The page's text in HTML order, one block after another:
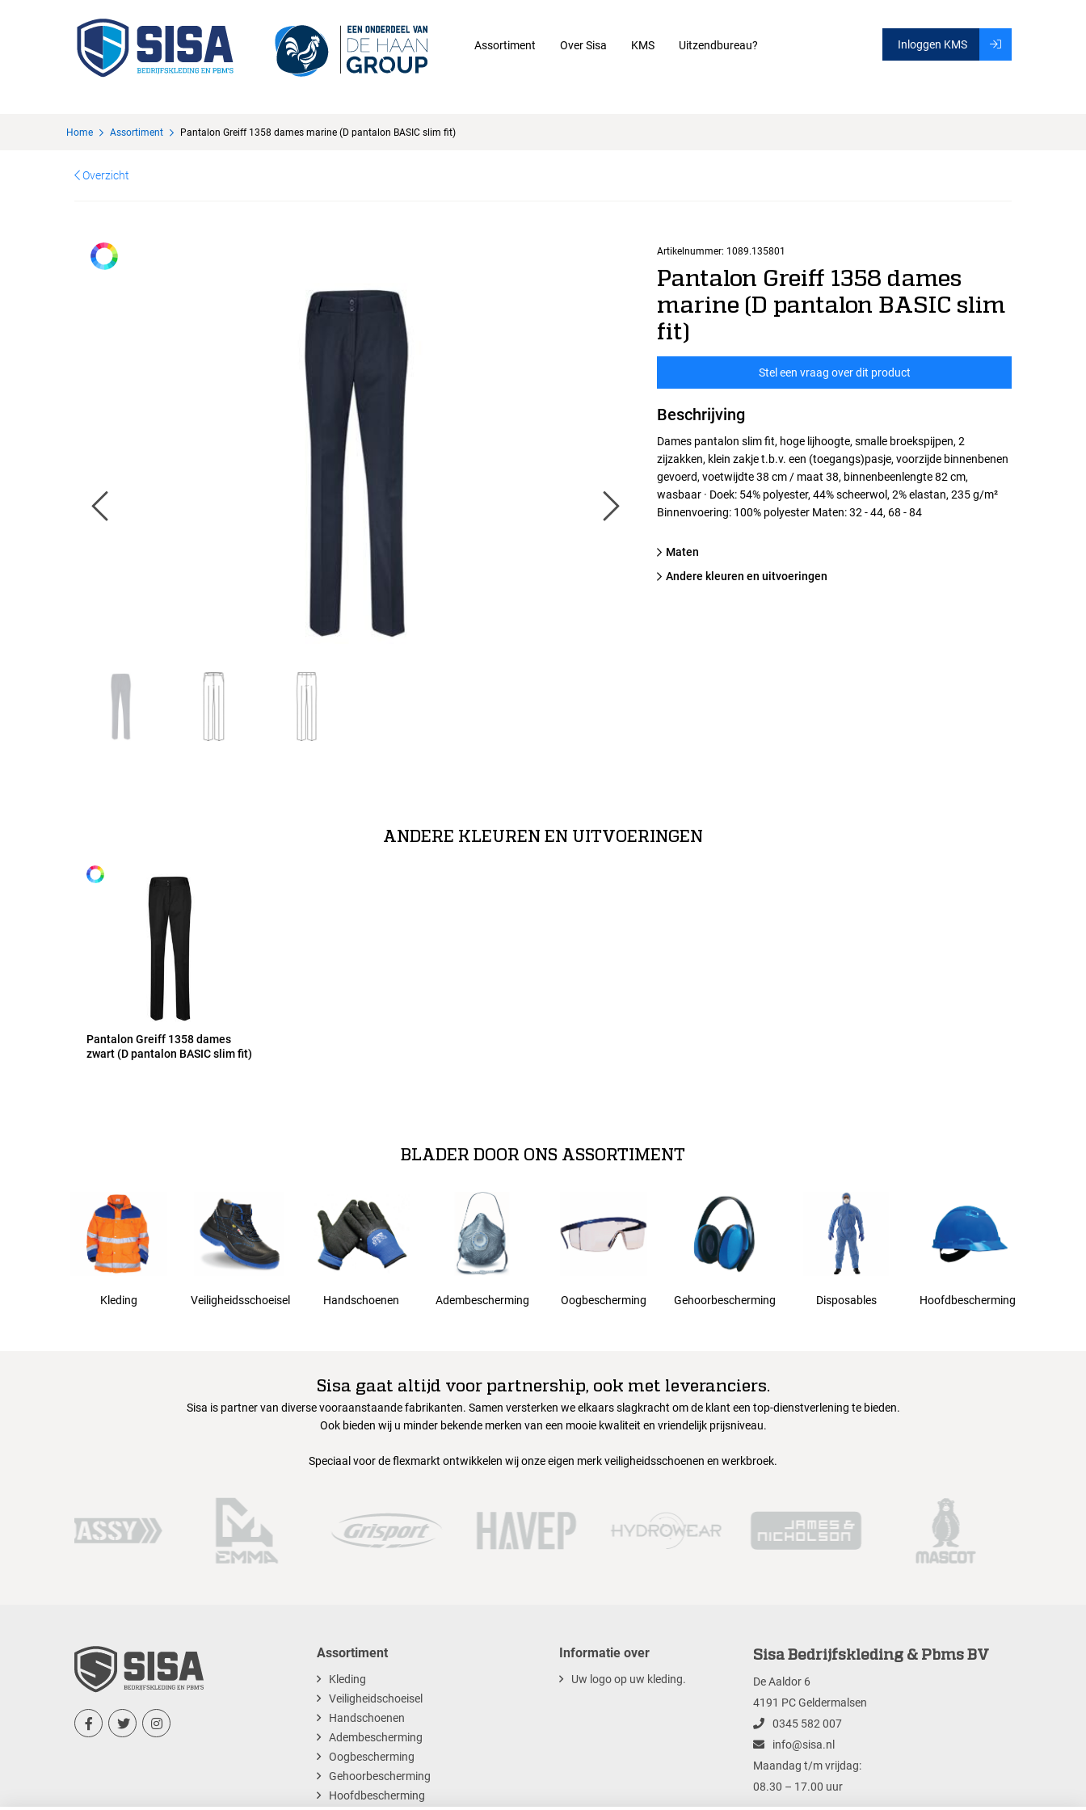
Assortiment Over Sisa KMS Uitzendbureau? Inloggen KMS
Home Assortiment Pantalon Greiff 1358 dames marine (D pantalon BASIC slim fit)
Overzicht
Artikelnummer: 1089.135801
Pantalon Greiff 1358 dames
marine (D pantalon BASIC slim
fit)
Stel een vraag over dit product
Beschrijving
Dames pantalon slim fit, hoge lijhoogte, smalle broekspijpen, 2
zijzakken, klein zakje t.b.v. een (toegangs)pasje, voorzijde binnenbenen
gevoerd, voetwijdte 38 cm / maat 38, binnenbeenlengte 82 cm,
wasbaar · Doek: 54% polyester, 44% scheerwol, 2% elastan, 235 g/m²
Binnenvoering: 100% polyester Maten: 32 - 44, 68 - 84
Maten
Andere kleuren en uitvoeringen
34
Alle maten
ANDERE KLEUREN EN UITVOERINGEN
Pantalon Greiff 1358 dames
zwart (D pantalon BASIC slim fit)
BLADER DOOR ONS ASSORTIMENT
Kleding Veiligheidsschoeisel Handschoenen Adembescherming Oogbescherming Gehoorbescherming Disposables Hoofdbescherming
Sisa gaat altijd voor partnership, ook met leveranciers.
Sisa is partner van diverse vooraanstaande fabrikanten. Samen versterken we elkaars slagkracht om de klant een top-dienstverlening te bieden.
Ook bieden wij u minder bekende merken van een mooie kwaliteit en vriendelijk prijsniveau.
Speciaal voor de flexmarkt ontwikkelen wij onze eigen merk veiligheidsschoenen en werkbroek.
  
Assortiment
Kleding
Veiligheidschoeisel
Handschoenen
Adembescherming
Oogbescherming
Gehoorbescherming
Hoofdbescherming
Informatie over
Uw logo op uw kleding.
Sisa Bedrijfskleding & Pbms BV
De Aaldor 6
4191 PC Geldermalsen
0345 582 007
info@sisa.nl
Maandag t/m vrijdag:
08.30 – 17.00 uur